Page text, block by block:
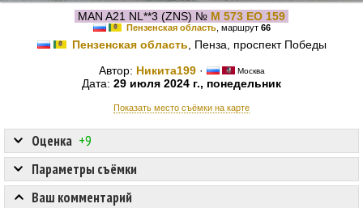
MAN A21 NL**3 (ZNS) № М 573 ЕО 159
Пензенская область, маршрут 66
Пензенская область , Пенза, проспект Победы
Автор: Никита199· Москва
Дата: 29 июля 2024 г., понедельник
Показать место съёмки на карте
Оценка +9
Параметры съёмки
Ваш комментарий